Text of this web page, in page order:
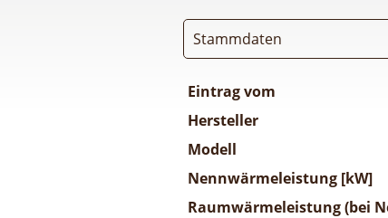
Stammdaten
Eintrag vom
Hersteller
Modell
Nennwärmeleistung [kW]
Raumwärmeleistung (bei